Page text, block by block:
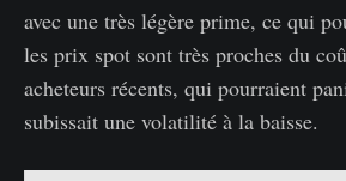
avec une très légère prime, ce qui
les prix spot sont très proches du
acheteurs récents, qui pourraient
subissait une volatilité à la baisse.